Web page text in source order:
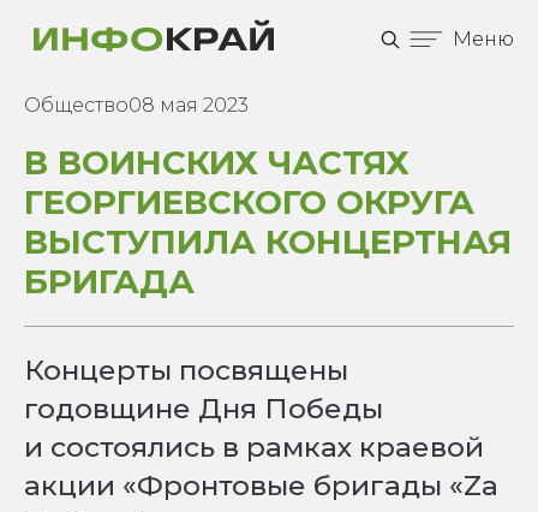
Меню
Общество08 мая 2023
В ВОИНСКИХ ЧАСТЯХ
ГЕОРГИЕВСКОГО ОКРУГА
ВЫСТУПИЛА КОНЦЕРТНАЯ
БРИГАДА
Концерты посвящены
годовщине Дня Победы
и состоялись в рамках краевой
акции «Фронтовые бригады «Zа